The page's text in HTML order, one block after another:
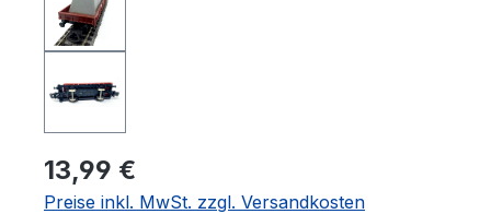
13,99 €
Preise inkl. MwSt. zzgl. Versandkosten